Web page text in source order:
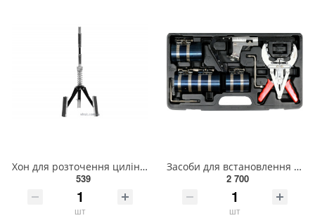
Хон для розточення циліндрів YATO Ø=32-89мм регульований з 3 каменями- 51х7мм, загальна l=230мм [50]
539
шт
Засоби для встановлення поршневих кілець YATO Ø=50-100 мм, 10 елем. [4] YT-06373
2 700
шт